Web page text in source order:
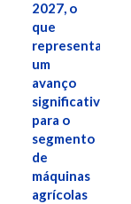
2027, o
que
representa
um
avanço
significativo
para o
segmento
de
máquinas
agrícolas